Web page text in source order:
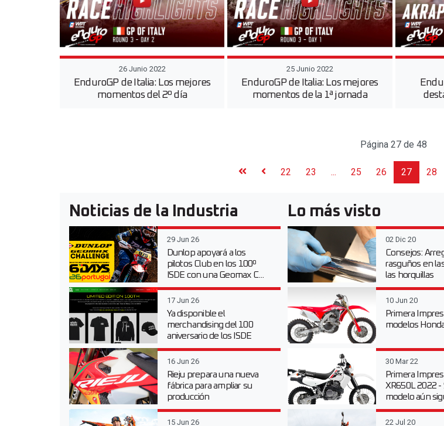
26 Junio 2022
EnduroGP de Italia: Los mejores
momentos del 2º día
25 Junio 2022
EnduroGP de Italia: Los mejores
momentos de la 1ª jornada
Página 27 de 48
22 23 ... 25 26 27 28
Noticias de la Industria
29 Jun 26
Dunlop apoyará a los
pilotos Club en los 100º
ISDE con una Geomax C...
17 Jun 26
Ya disponible el
merchandising del 100
aniversario de los ISDE
16 Jun 26
Rieju prepara una nueva
fábrica para ampliar su
producción
15 Jun 26
Lo más visto
02 Dic 20
Consejos:
rasguños en
las horquillas
10 Jun 20
Primera
modelos
30 Mar 22
Primera
XR650L 2022 -
modelo aún
22 Jul 20